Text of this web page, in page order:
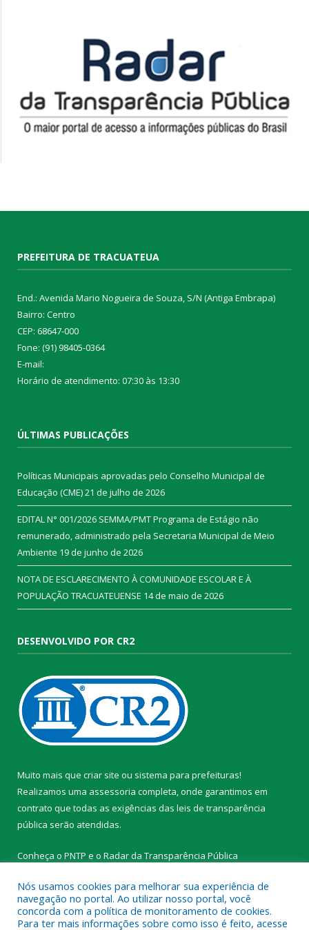
PREFEITURA DE TRACUATEUA
End.: Avenida Mario Nogueira de Souza, S/N (Antiga Embrapa)
Bairro: Centro
CEP: 68647-000
Fone: (91) 98405-0364
E-mail:
Horário de atendimento: 07:30 às 13:30
ÚLTIMAS PUBLICAÇÕES
Políticas Municipais aprovadas pelo Conselho Municipal de
Educação (CME)21 de julho de 2026
EDITAL N° 001/2026 SEMMA/PMT Programa de Estágio não
remunerado, administrado pela Secretaria Municipal de Meio
Ambiente 19 de junho de 2026
NOTA DE ESCLARECIMENTO À COMUNIDADE ESCOLAR E À
POPULAÇÃO TRACUATEUENSE 14 de maio de 2026
DESENVOLVIDO POR CR2
Muito mais que criar site ou sistema para prefeituras!
Realizamos uma assessoria completa, onde garantimos em
contrato que todas as exigências das leis de transparência
pública serão atendidas.
Conheça o PNTP e o Radar da Transparência Pública
Nós usamos cookies para melhorar sua experiência de
navegação no portal. Ao utilizar nosso portal, você
concorda com a política de monitoramento de cookies.
Para ter mais informações sobre como isso é feito, acesse